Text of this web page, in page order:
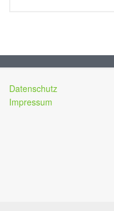
Datenschutz
Impressum